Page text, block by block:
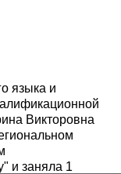
языка и
Викторовна
и заняла 1